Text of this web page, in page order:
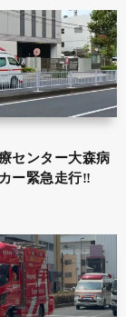
センター大森病
ー緊急走行‼️